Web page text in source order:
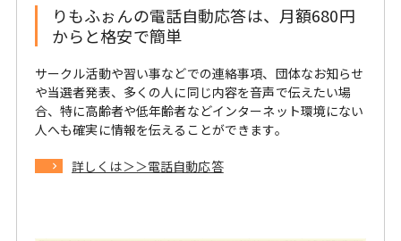
りもふぉんの電話自動応答は、月額680円
からと格安で簡単
サークル活動や習い事などでの連絡事項、団体なお知らせ
や当選者発表、多くの人に同じ内容を音声で伝えたい場
合、特に高齢者や低年齢者などインターネット環境にない
人へも確実に情報を伝えることができます。
詳しくは＞＞電話自動応答